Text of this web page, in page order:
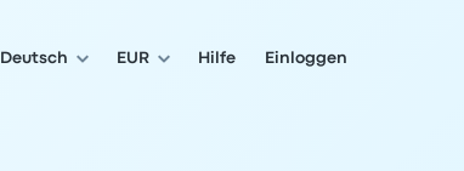
Deutsch EUR Hilfe Einloggen